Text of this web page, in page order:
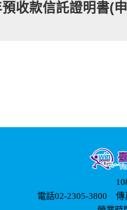
收款信託證明書(申
電話02-2305-3800 傳